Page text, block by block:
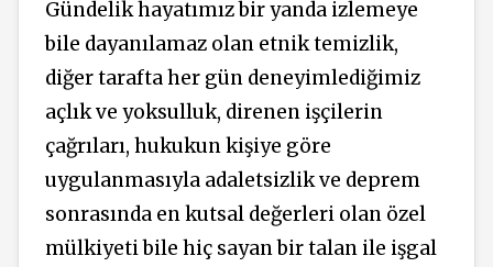
Gündelik hayatımız bir yanda izlemeye
bile dayanılamaz olan etnik temizlik,
diğer tarafta her gün deneyimlediğimiz
açlık ve yoksulluk, direnen işçilerin
çağrıları, hukukun kişiye göre
uygulanmasıyla adaletsizlik ve deprem
sonrasında en kutsal değerleri olan özel
mülkiyeti bile hiç sayan bir talan ile işgal